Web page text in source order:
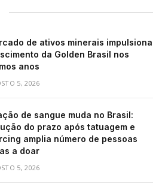
de ativos minerais impulsiona
da Golden Brasil nos
anos
5, 2026
de sangue muda no Brasil:
do prazo após tatuagem e
amplia número de pessoas
a doar
5, 2026